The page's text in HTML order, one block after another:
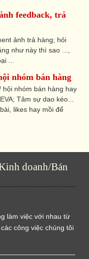
feedback, trả
ảnh trả hàng; hỏi
như này thì sao ...,
...
nhóm bán hàng
hội nhóm bán hàng hay
Tâm sự dao kéo...
likes hay mồi để
doanh/Bán
làm việc với nhau từ
công việc chúng tôi